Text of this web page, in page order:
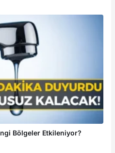
Bölgeler Etkileniyor?